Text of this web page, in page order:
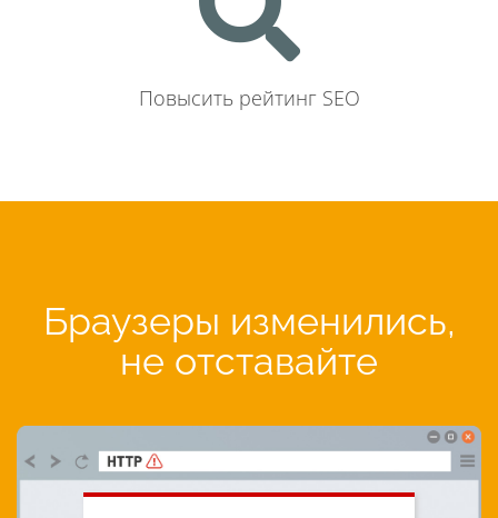
Повысить рейтинг SEO
Браузеры изменились,
не отставайте